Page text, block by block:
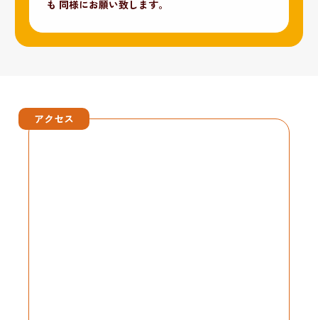
も 同様にお願い致します。
アクセス